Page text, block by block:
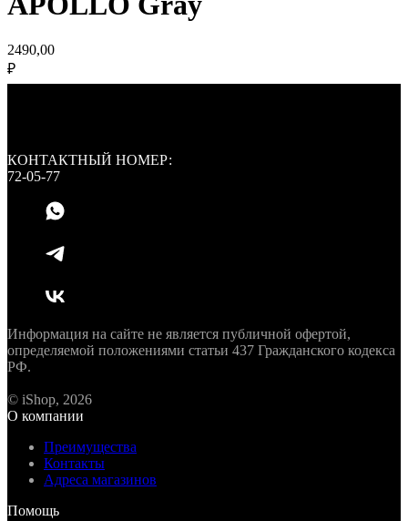
2490,00
₽
КОНТАКТНЫЙ НОМЕР:
72-05-77
Информация на сайте не является публичной офертой,
определяемой положениями статьи 437 Гражданского кодекса
РФ.
© iShop, 2026
О компании
Преимущества
Контакты
Адреса магазинов
Помощь